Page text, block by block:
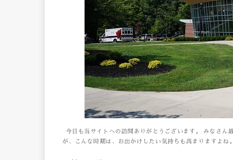
今日も当サイトへの訪問ありがとうございます。 みなさん
が、こんな時期は、お出かけしたい気持ちも高まりますよ